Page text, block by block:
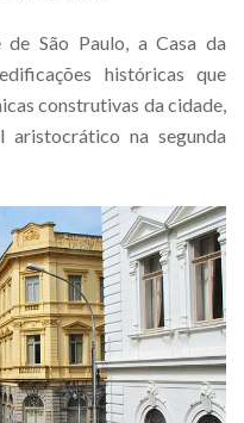
São Paulo, a Casa da
históricas que
construtivas da cidade,
aristocrático na segunda